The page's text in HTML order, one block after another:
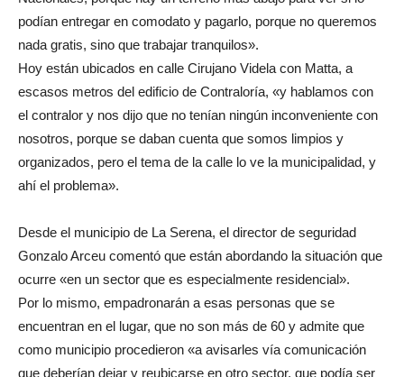
podían entregar en comodato y pagarlo, porque no queremos
nada gratis, sino que trabajar tranquilos».
Hoy están ubicados en calle Cirujano Videla con Matta, a
escasos metros del edificio de Contraloría, «y hablamos con
el contralor y nos dijo que no tenían ningún inconveniente con
nosotros, porque se daban cuenta que somos limpios y
organizados, pero el tema de la calle lo ve la municipalidad, y
ahí el problema».
Desde el municipio de La Serena, el director de seguridad
Gonzalo Arceu comentó que están abordando la situación que
ocurre «en un sector que es especialmente residencial».
Por lo mismo, empadronarán a esas personas que se
encuentran en el lugar, que no son más de 60 y admite que
como municipio procedieron «a avisarles vía comunicación
que deberían dejar y reubicarse en otro sector, que podía ser